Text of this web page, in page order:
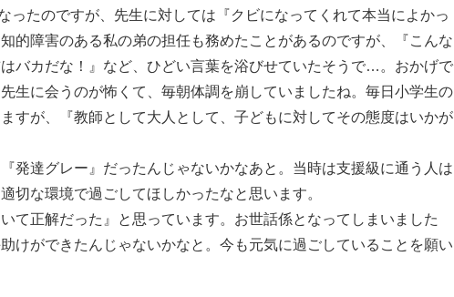
ったのですが、先生に対しては『クビになってくれて本当によかっ
的障害のある私の弟の担任も務めたことがあるのですが、『こんな
バカだな！』など、ひどい言葉を浴びせていたそうで…。おかげで
生に会うのが怖くて、毎朝体調を崩していましたね。毎日小学生の
すが、『教師として大人として、子どもに対してその態度はいかが
発達グレー』だったんじゃないかなあと。当時は支援級に通う人は
切な環境で過ごしてほしかったなと思います。
て正解だった』と思っています。お世話係となってしまいました
けができたんじゃないかなと。今も元気に過ごしていることを願い